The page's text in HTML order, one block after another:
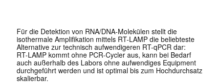
Für die Detektion von RNA/DNA-Molekülen stellt die
isothermale Amplifikation mittels RT-LAMP die beliebteste
Alternative zur technisch aufwendigeren RT-qPCR dar:
RT-LAMP kommt ohne PCR-Cycler aus, kann bei Bedarf
auch außerhalb des Labors ohne aufwendiges Equipment
durchgeführt werden und ist optimal bis zum Hochdurchsatz
skalierbar.